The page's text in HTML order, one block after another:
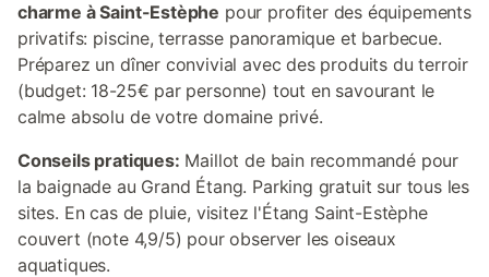
charme à Saint-Estèphe pour profiter des équipements
privatifs: piscine, terrasse panoramique et barbecue.
Préparez un dîner convivial avec des produits du terroir
(budget: 18-25€ par personne) tout en savourant le
calme absolu de votre domaine privé.
Conseils pratiques: Maillot de bain recommandé pour
la baignade au Grand Étang. Parking gratuit sur tous les
sites. En cas de pluie, visitez l'Étang Saint-Estèphe
couvert (note 4,9/5) pour observer les oiseaux
aquatiques.